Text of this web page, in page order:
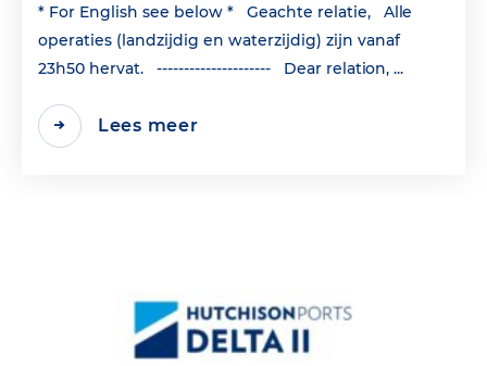
* For English see below * Geachte relatie, Alle
operaties (landzijdig en waterzijdig) zijn vanaf
23h50 hervat. --------------------- Dear relation, ...
Lees meer